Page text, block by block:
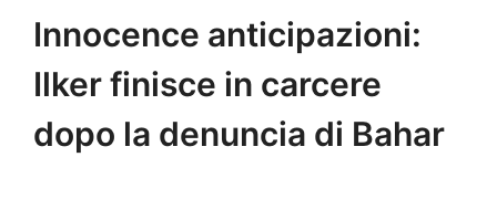
Innocence anticipazioni:
Ilker finisce in carcere
dopo la denuncia di Bahar